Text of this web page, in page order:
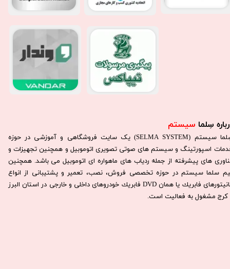
سِلما سیستم​​​​​​​
سِلما سيستم (SELMA SYSTEM) یک سایت فروشگاهی و آموزشی در حوزه
اسپورتینگ و سیستم های صوتی تصویری اتوموبیل و همچنین تجهیزات و
های پیشرفته از جمله ردیاب های ماهواره ای اتوموبیل می باشد. همچنين
سلما سيستم در حوزه تخصصی فروش، نصب، تعمير و پشتيبانی از انواع
مانيتورهای فابريك يا همان DVD فابريك خودروهای داخلی و خارجی در استان البرز
كرج مشغول به فعاليت است.​​​​​​​